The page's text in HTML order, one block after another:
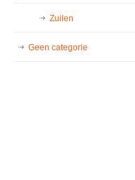
Zuilen
Geen categorie